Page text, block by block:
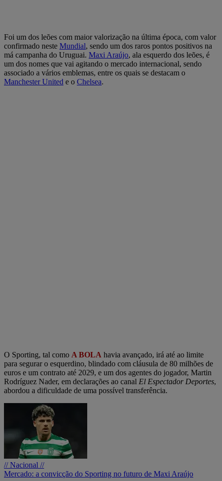
Foi um dos leões com maior valorização na última época, com valor
confirmado neste Mundial, sendo um dos raros pontos positivos na
má campanha do Uruguai. Maxi Araújo, ala esquerdo dos leões, é
um dos nomes que vai agitando o mercado internacional, sendo
associado a vários emblemas, entre os quais se destacam o
Manchester United e o Chelsea.
O Sporting, tal como A BOLA havia avançado, irá até ao limite
para segurar o esquerdino, blindado com cláusula de 80 milhões de
euros e um contrato até 2029, e um dos agentes do jogador, Martin
Rodríguez Nader, em declarações ao canal El Espectador Deportes,
abordou a dificuldade de uma possível transferência.
// Nacional //
Mercado: a convicção do Sporting no futuro de Maxi Araújo